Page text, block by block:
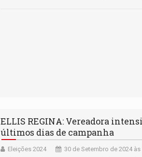
ELLIS REGINA: Vereadora
últimos dias de campanha
Eleições 2024 30 de Setembro de 2024 às